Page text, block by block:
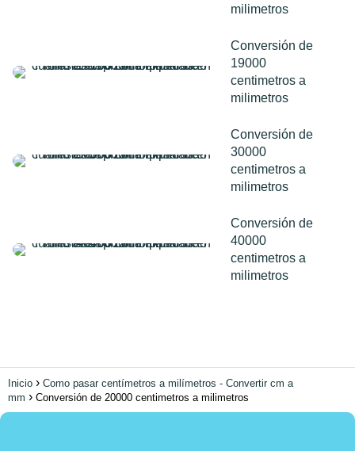
milimetros
Conversión de
19000
centimetros a
milimetros
Conversión de
30000
centimetros a
milimetros
Conversión de
40000
centimetros a
milimetros
Inicio
Como pasar centímetros a milímetros - Convertir cm a
mm
Conversión de 20000 centimetros a milimetros